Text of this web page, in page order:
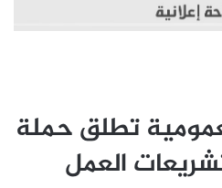
تطلق حملة
العمل